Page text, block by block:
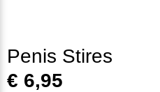
Penis Stires
€ 6,95